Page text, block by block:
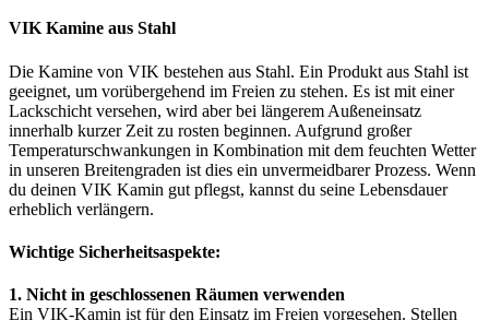
VIK Kamine aus Stahl
Die Kamine von VIK bestehen aus Stahl. Ein Produkt aus Stahl ist
geeignet, um vorübergehend im Freien zu stehen. Es ist mit einer
Lackschicht versehen, wird aber bei längerem Außeneinsatz
innerhalb kurzer Zeit zu rosten beginnen. Aufgrund großer
Temperaturschwankungen in Kombination mit dem feuchten Wetter
in unseren Breitengraden ist dies ein unvermeidbarer Prozess. Wenn
du deinen VIK Kamin gut pflegst, kannst du seine Lebensdauer
erheblich verlängern.
Wichtige Sicherheitsaspekte:
1. Nicht in geschlossenen Räumen verwenden
Ein VIK-Kamin ist für den Einsatz im Freien vorgesehen. Stellen